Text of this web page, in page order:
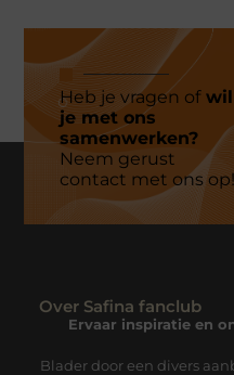
Heb je vragen ofwil
je met ons
samenwerken?
Neem gerust
contact met ons op!
Over Safina fanclub
Ervaar inspiratie en
Blader door een divers